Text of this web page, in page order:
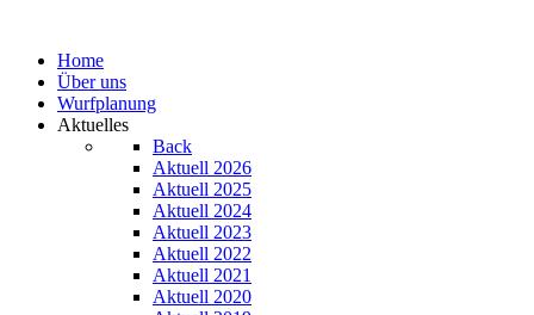
Home
Über uns
Wurfplanung
Aktuelles
Back
Aktuell 2026
Aktuell 2025
Aktuell 2024
Aktuell 2023
Aktuell 2022
Aktuell 2021
Aktuell 2020